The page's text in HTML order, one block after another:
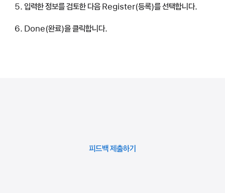
입력한 정보를 검토한 다음 Register(등록)를 선택합니다.
Done(완료)을 클릭합니다.
피드백제출하기